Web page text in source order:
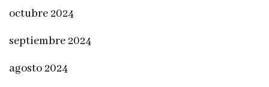
octubre 2024
septiembre 2024
agosto 2024